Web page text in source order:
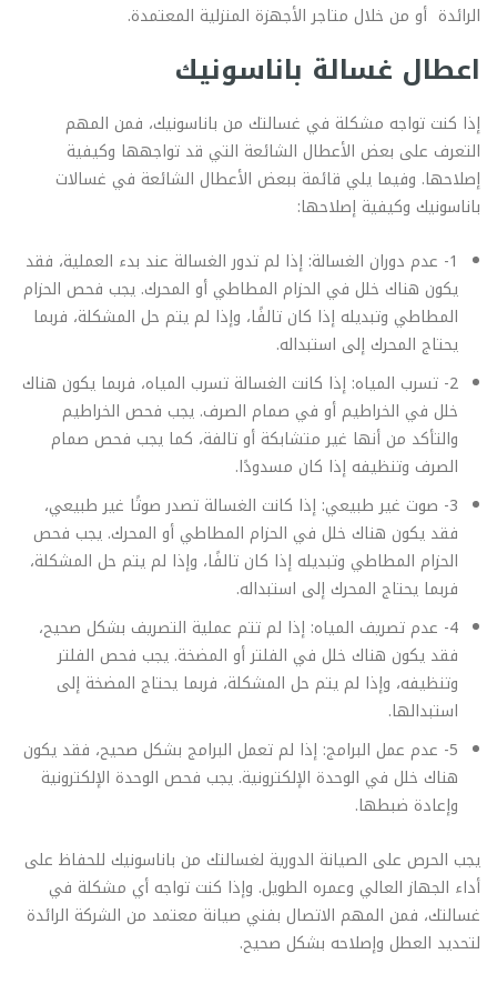
الرائدة أو من خلال متاجر الأجهزة المنزلية المعتمدة.
اعطال غسالة باناسونيك
إذا كنت تواجه مشكلة في غسالتك من باناسونيك، فمن المهم
التعرف على بعض الأعطال الشائعة التي قد تواجهها وكيفية
إصلاحها. وفيما يلي قائمة ببعض الأعطال الشائعة في غسالات
باناسونيك وكيفية إصلاحها:
1- عدم دوران الغسالة: إذا لم تدور الغسالة عند بدء العملية، فقد
يكون هناك خلل في الحزام المطاطي أو المحرك. يجب فحص الحزام
المطاطي وتبديله إذا كان تالفًا، وإذا لم يتم حل المشكلة، فربما
يحتاج المحرك إلى استبداله.
2- تسرب المياه: إذا كانت الغسالة تسرب المياه، فربما يكون هناك
خلل في الخراطيم أو في صمام الصرف. يجب فحص الخراطيم
والتأكد من أنها غير متشابكة أو تالفة، كما يجب فحص صمام
الصرف وتنظيفه إذا كان مسدودًا.
3- صوت غير طبيعي: إذا كانت الغسالة تصدر صوتًا غير طبيعي،
فقد يكون هناك خلل في الحزام المطاطي أو المحرك. يجب فحص
الحزام المطاطي وتبديله إذا كان تالفًا، وإذا لم يتم حل المشكلة،
فربما يحتاج المحرك إلى استبداله.
4- عدم تصريف المياه: إذا لم تتم عملية التصريف بشكل صحيح،
فقد يكون هناك خلل في الفلتر أو المضخة. يجب فحص الفلتر
وتنظيفه، وإذا لم يتم حل المشكلة، فربما يحتاج المضخة إلى
استبدالها.
5- عدم عمل البرامج: إذا لم تعمل البرامج بشكل صحيح، فقد يكون
هناك خلل في الوحدة الإلكترونية. يجب فحص الوحدة الإلكترونية
وإعادة ضبطها.
يجب الحرص على الصيانة الدورية لغسالتك من باناسونيك للحفاظ على
أداء الجهاز العالي وعمره الطويل. وإذا كنت تواجه أي مشكلة في
غسالتك، فمن المهم الاتصال بفني صيانة معتمد من الشركة الرائدة
لتحديد العطل وإصلاحه بشكل صحيح.